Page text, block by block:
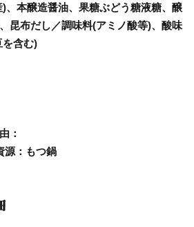
)、本醸造醤油、果糖ぶどう糖液糖、醸
昆布だし／調味料(アミノ酸等)、酸味
を含む)
：
源：もつ鍋